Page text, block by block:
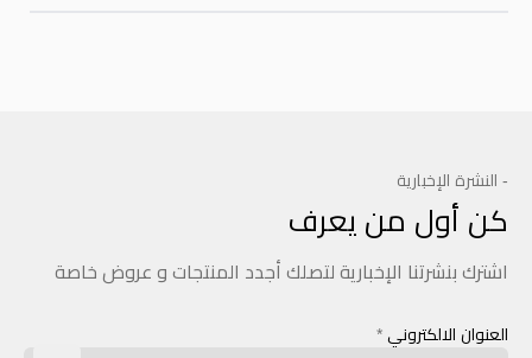
- النشرة الإخبارية
كن أول من يعرف
اشترك بنشرتنا الإخبارية لتصلك أجدد المنتجات و عروض خاصة
العنوان الالكتروني *